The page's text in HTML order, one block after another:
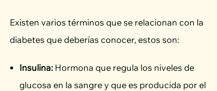
Existen varios términos que se relacionan con la
diabetes que deberías conocer, estos son:
Insulina: Hormona que regula los niveles de
glucosa en la sangre y que es producida por el